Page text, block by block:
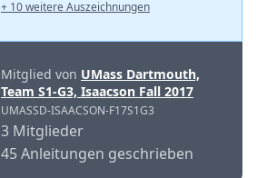
+ 10 weitere Auszeichnungen
Mitglied von UMass Dartmouth,
Team S1-G3, Isaacson Fall 2017
UMASSD-ISAACSON-F17S1G3
3 Mitglieder
45 Anleitungen geschrieben